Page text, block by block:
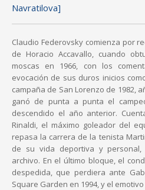
Navratilova]
Claudio Federovsky comienza por
de Horacio Accavallo, cuando
moscas en 1966, con los
evocación de sus duros inicios
campaña de San Lorenzo de 1982,
ganó de punta a punta el
descendido el año anterior.
Rinaldi, el máximo goleador del
repasa la carrera de la tenista
de su vida deportiva y
archivo. En el último bloque, el
despedida, que perdiera ante
Square Garden en 1994, y el